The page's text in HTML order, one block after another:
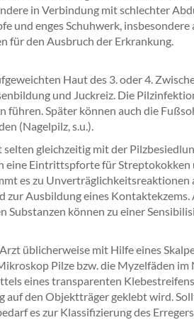
in Verbindung mit schlechter
und enges Schuhwerk,
für den Ausbruch der Erkrankung.
Haut des 3. oder 4.
und Juckreiz. Die
Später können auch die
(Nagelpilz, s.u.).
gleichzeitig mit der
eine Eintrittspforte für
es zu Unverträglichkeitsreaktionen
Ausbildung eines Kontaktekzems.
Substanzen können zu einer
üblicherweise mit Hilfe eines
Pilze bzw. die Myzelfäden
eines transparenten
auf den Objektträger geklebt wird.
es zur Klassifizierung des